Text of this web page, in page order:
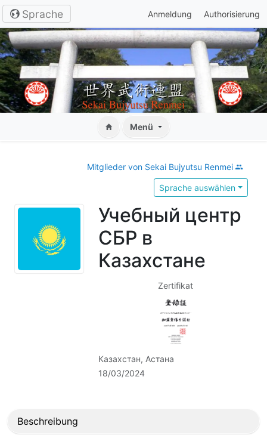
Sprache Anmeldung Authorisierung
Menü
Mitglieder von Sekai Bujyutsu Renmei
Sprache auswählen
Учебный центр
СБР в
Казахстане
Zertifikat
Казахстан, Астана
18/03/2024
Beschreibung